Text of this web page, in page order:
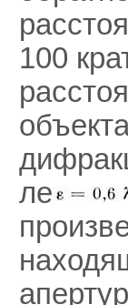
100
ле